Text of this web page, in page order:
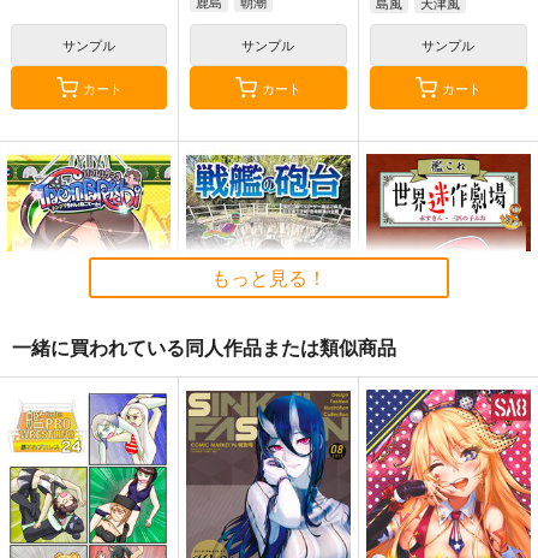
サンプル
カート
サンプル
カート
サンプル
カート
Thonbricchi～トンブ
リちゃんとねこてーと
く
KURONEKO-WORK's-
くろねこわぁくす-
660円（税込）
艦隊これくしょん-艦これ-
戦艦の砲台 ～海から
陸へ！レーザー測量で
蘇る巨大地下空間・壱
岐要塞の全貌
さざなみ壊変
1,320 円（税込）
ミリタリー
赤城
加賀
艦これ世界迷作劇場～
赤ずきん・三匹の子ぶ
た～
さといも牧場
787円（税込）
艦隊これくしょん-艦これ-
暁
響 第六駆逐隊
もっと見る！
一緒に買われている同人作品または類似商品